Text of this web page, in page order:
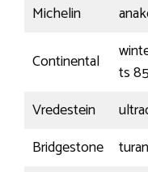
Michelin
Continental
ts
Vredestein
Bridgestone